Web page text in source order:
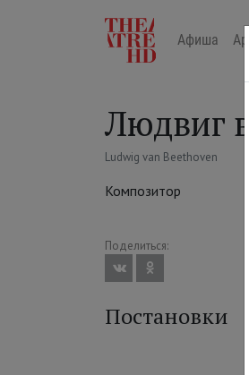
Афиша
Людвиг
Ludwig van Beethoven
Композитор
Поделиться:
Постановки